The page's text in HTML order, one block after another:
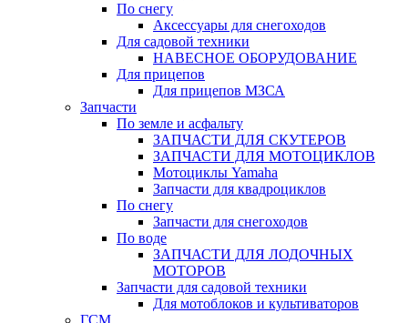
По снегу
Аксессуары для снегоходов
Для садовой техники
НАВЕСНОЕ ОБОРУДОВАНИЕ
Для прицепов
Для прицепов МЗСА
Запчасти
По земле и асфальту
ЗАПЧАСТИ ДЛЯ СКУТЕРОВ
ЗАПЧАСТИ ДЛЯ МОТОЦИКЛОВ
Мотоциклы Yamaha
Запчасти для квадроциклов
По снегу
Запчасти для снегоходов
По воде
ЗАПЧАСТИ ДЛЯ ЛОДОЧНЫХ
МОТОРОВ
Запчасти для садовой техники
Для мотоблоков и культиваторов
ГСМ